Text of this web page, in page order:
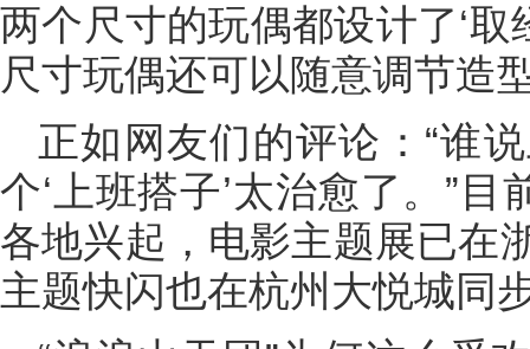
两个尺寸的玩偶都设计了‘取
尺寸玩偶还可以随意调节造
正如网友们的评论：“谁
个‘上班搭子’太治愈了。”
各地兴起，电影主题展已在
主题快闪也在杭州大悦城同